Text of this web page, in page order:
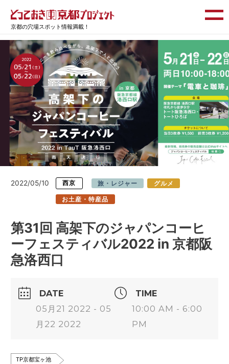
京都の穴場スポット情報満載！
2022/05/10 西京 旅・レジャー グルメ
お土産・特産品
第31回 高架下のジャパンコーヒ
ーフェスティバル2022 in 京都阪
急洛西口
DATE
05月21 2022 - 05
月22 2022
TIME
10:00 AM - 6:00
PM
TP京都宝ヶ池